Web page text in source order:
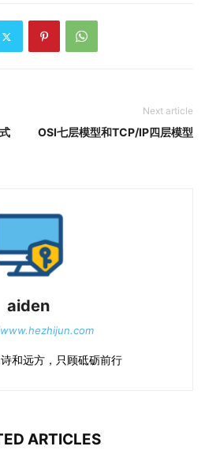
Next article
OSI七层模型和TCP/IP四层模型
aiden
和远方，只顾砥砺前行
ARTICLES